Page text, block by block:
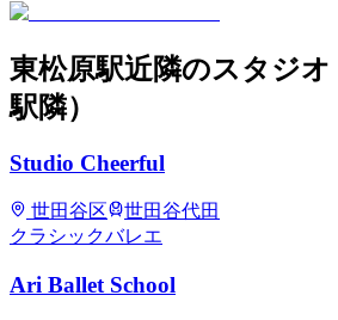
東松原駅近隣のスタジオ
駅隣）
Studio Cheerful
世田谷区
世田谷代田
クラシックバレエ
Ari Ballet School